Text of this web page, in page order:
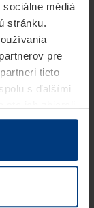
médiá
stránku.
pre
tieto
s ďalšími
na Vašom
typy cookie
môžete
cookie